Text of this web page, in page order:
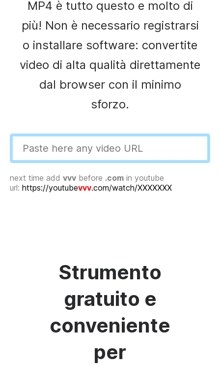
MP4 è tutto questo e molto di
più! Non è necessario registrarsi
o installare software: convertite
video di alta qualità direttamente
dal browser con il minimo
sforzo.
next time add vvv before .com in youtube
url: https://youtubevvv.com/watch/XXXXXXX
Strumento
gratuito e
conveniente
per